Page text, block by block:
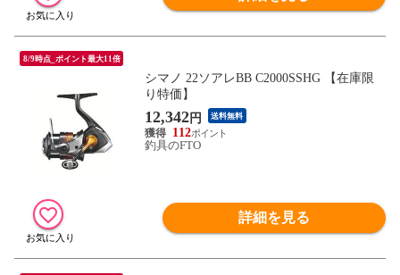
8/9時点_ポイント最大11倍
シマノ 22ソアレBB C2000SSHG 【在庫限
り特価】
12,342円 送料無料
112
釣具のFTO
詳細を見る